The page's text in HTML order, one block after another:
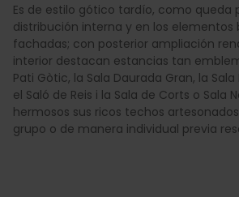
Es de estilo gótico tardío, como queda
distribución interna y en los elementos
fachadas; con posterior ampliación
interior destacan estancias tan
Pati Gòtic, la Sala Daurada Gran, la
el Saló de Reis i la Sala de Corts o Sala
hermosos sus ricos techos
grupo o de manera individual previa